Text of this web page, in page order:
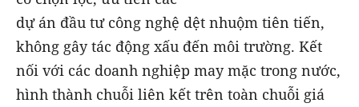
dự án đầu tư công nghệ dệt nhuộm tiên tiến,
không gây tác động xấu đến môi trường. Kết
nối với các doanh nghiệp may mặc trong nước,
hình thành chuỗi liên kết trên toàn chuỗi giá